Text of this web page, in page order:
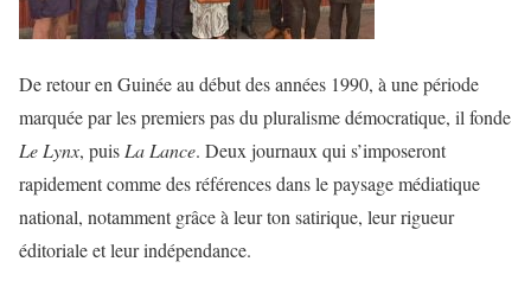
De retour en Guinée au début des années 1990, à une période
marquée par les premiers pas du pluralisme démocratique, il fonde
Le Lynx, puis La Lance. Deux journaux qui s’imposeront
rapidement comme des références dans le paysage médiatique
national, notamment grâce à leur ton satirique, leur rigueur
éditoriale et leur indépendance.